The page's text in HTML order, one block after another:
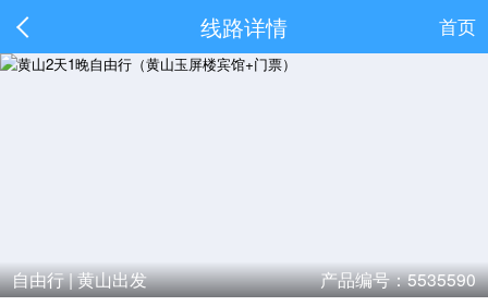
线路详情 首页
自由行 |黄山出发 产品编号：5535590